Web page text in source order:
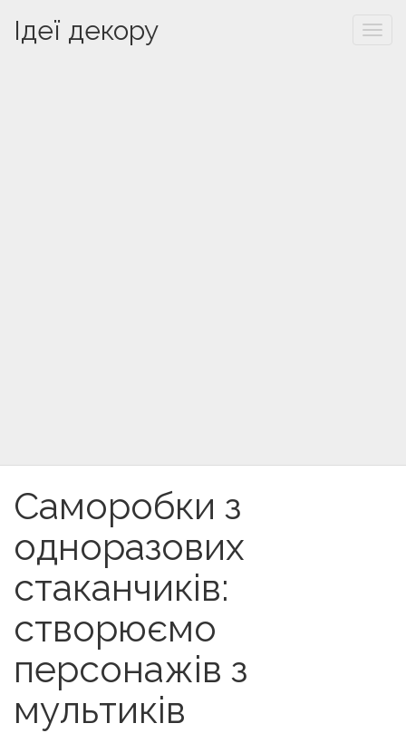
Ідеї декору
Саморобки з
одноразових
стаканчиків:
створюємо
персонажів з
мультиків